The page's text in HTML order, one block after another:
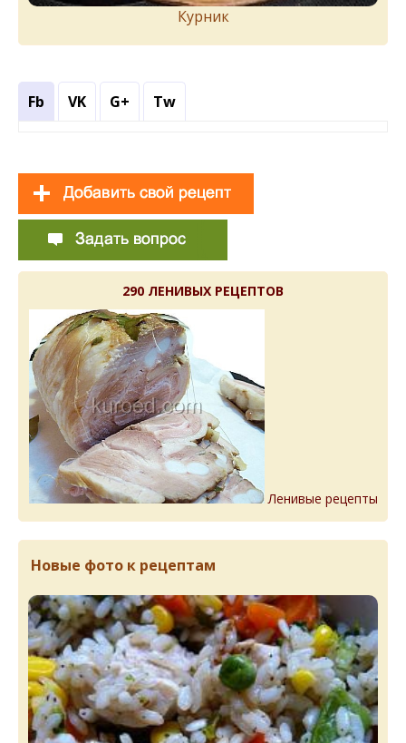
Курник
Fb VK G+ Tw
290 ЛЕНИВЫХ РЕЦЕПТОВ
Ленивые рецепты
Новые фото к рецептам